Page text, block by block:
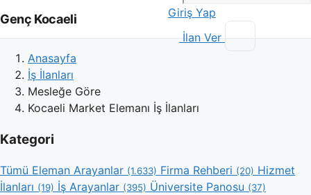
Genç Kocaeli
Giriş Yap
İlan Ver
Anasayfa
İş İlanları
Mesleğe Göre
Kocaeli Market Elemanı İş İlanları
Kategori
Tümü Eleman Arayanlar (1.633) Firma Rehberi (20) Hizmet
İlanları (19) İş Arayanlar (395) Üniversite Panosu (37)